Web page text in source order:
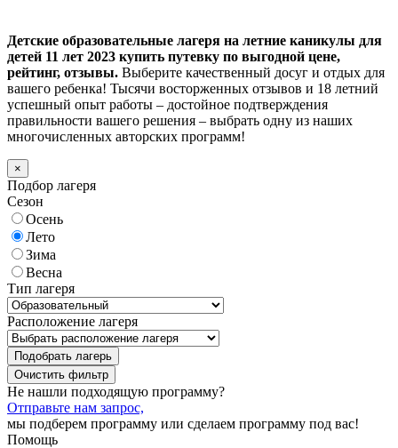
Детские образовательные лагеря на летние каникулы для
детей 11 лет 2023 купить путевку по выгодной цене,
рейтинг, отзывы. Выберите качественный досуг и отдых для
вашего ребенка! Тысячи восторженных отзывов и 18 летний
успешный опыт работы – достойное подтверждения
правильности вашего решения – выбрать одну из наших
многочисленных авторских программ!
×
Подбор лагеря
Сезон
Осень
Лето
Зима
Весна
Тип лагеря
Расположение лагеря
Подобрать лагерь
Не нашли подходящую программу?
Отправьте нам запрос,
мы подберем программу или сделаем программу под вас!
Помощь